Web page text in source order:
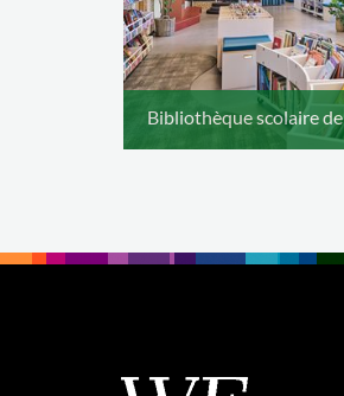
Bibliothèque scolaire